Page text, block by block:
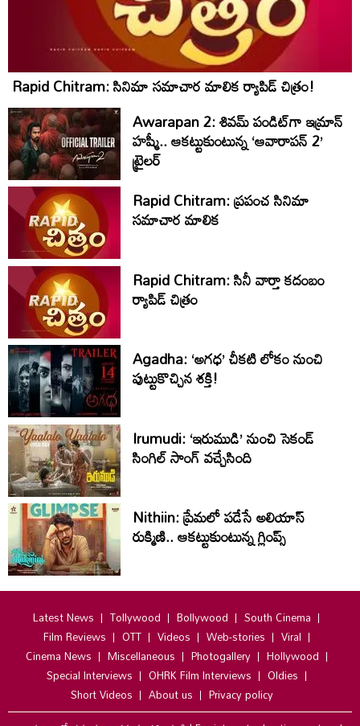
Rapid Chitram: సినిమా సమాచార మాలిక ర్యాపిడ్ చిత్రం!
Awarapan 2: శివమ్ పండిట్‌గా ఇమ్రాన్
హష్మీ.. ఆకట్టుకుంటున్న ‘ఆవారాపన్ 2’
ట్రైలర్
Rapid Chitram: ప్రపంచ సినిమా
సమాచార మాలిక
Rapid Chitram: సినీ వార్తా కదంబం
ర్యాపిడ్ చిత్రం
Agadha: ‘అగధ’ చీకటి లోకం నుంచి
పుట్టుకొచ్చిన శక్తి!
Irumudi: ‘ఇరుముడి’ నుంచి సెకండ్
సింగిల్ సాంగ్ వచ్చేసింది
Nithiin: ప్రేమలో పడేసే అలియాస్
రుక్మిణి.. ఆకట్టుకుంటున్న గ్లింప్స్‌
Latest News Tollywood Bollywood
South Cinema
Film Reviews
OTT Videos Web-stories
Viral
Cinema News
Miscellaneous Photogallery
Hollywood
Special Interviews
OHRK Film Interviews
Oldies
Short Videos
About us
Privacy policy